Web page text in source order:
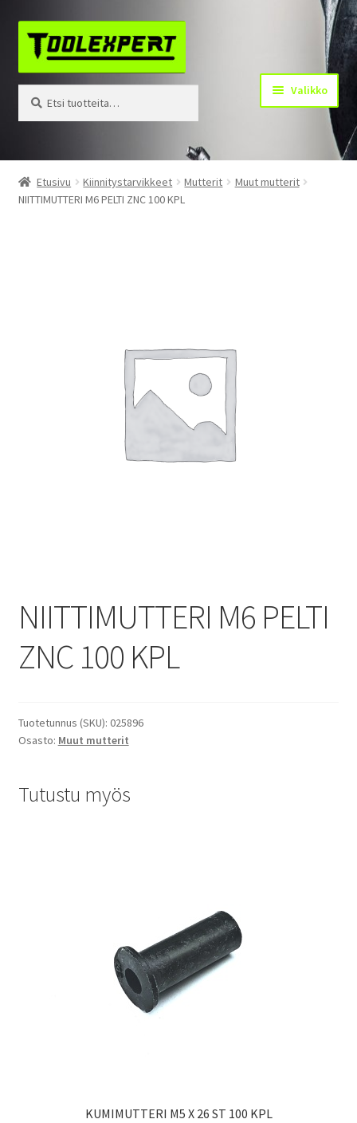
Siirry
navigointiin
Siirry
sisältöön
Valikko
Tuotteet
Yhteystiedot
Etusivu Kiinnitystarvikkeet Mutterit
Muut mutterit
NIITTIMUTTERI M6 PELTI ZNC 100 KPL
NIITTIMUTTERI M6 PELTI
ZNC 100 KPL
Tuotetunnus (SKU): 025896
Osasto: Muut mutterit
Tutustu myös
KUMIMUTTERI M5 X 26 ST 100 KPL